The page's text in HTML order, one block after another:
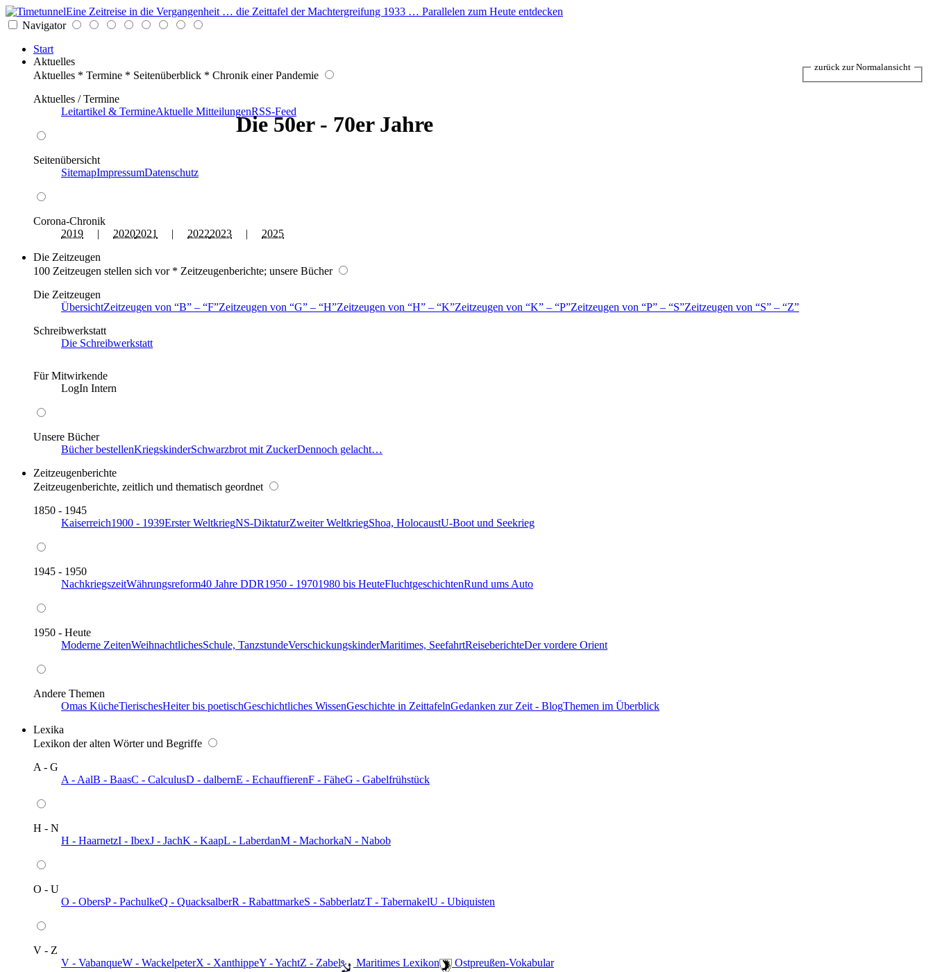
Eine Zeitreise in die Vergangenheit … die Zeittafel der Machtergreifung 1933 … Parallelen zum Heute entdecken
Navigator
Start
Aktuelles
Aktuelles * Termine * Seitenüberblick * Chronik einer Pandemie
Aktuelles / Termine
Leitartikel & TermineAktuelle MitteilungenRSS-Feed
Seitenübersicht
SitemapImpressumDatenschutz
Corona-Chronik
2019 | 20202021 | 20222023 | 2025
Die Zeitzeugen
100 Zeitzeugen stellen sich vor * Zeitzeugenberichte; unsere Bücher
Die Zeitzeugen
ÜbersichtZeitzeugen von B – F Zeitzeugen von G – H Zeitzeugen von H – K Zeitzeugen von K – P Zeitzeugen von P – S Zeitzeugen von S –
Z
Schreibwerkstatt
Die Schreibwerkstatt
Für Mitwirkende
LogIn Intern
Unsere Bücher
Bücher bestellenKriegskinderSchwarzbrot mit ZuckerDennoch gelacht…
Zeitzeugenberichte
Zeitzeugenberichte, zeitlich und thematisch geordnet
1850 - 1945
Kaiserreich1900 - 1939Erster WeltkriegNS-DiktaturZweiter WeltkriegShoa, HolocaustU-Boot und Seekrieg
1945 - 1950
NachkriegszeitWährungsreform40 Jahre DDR1950 - 19701980 bis HeuteFluchtgeschichtenRund ums Auto
1950 - Heute
Moderne ZeitenWeihnachtlichesSchule, TanzstundeVerschickungskinderMaritimes, SeefahrtReiseberichteDer vordere Orient
Andere Themen
Omas KücheTierischesHeiter bis poetischGeschichtliches WissenGeschichte in ZeittafelnGedanken zur Zeit - BlogThemen im Überblick
Lexika
Lexikon der alten Wörter und Begriffe
A - G
A - AalB - BaasC - CalculusD - dalbernE - EchauffierenF - FäheG - Gabelfrühstück
H - N
H - HaarnetzI - IbexJ - JachK - KaapL - LaberdanM - MachorkaN - Nabob
O - U
O - ObersP - PachulkeQ - QuacksalberR - RabattmarkeS - SabberlatzT - TabernakelU - Ubiquisten
V - Z
V - VabanqueW - WackelpeterX - XanthippeY - YachtZ - Zabel ️ Maritimes Lexikon ️ Ostpreußen-Vokabular
Die 50er - 70er Jahre
zurück zur Normalansicht